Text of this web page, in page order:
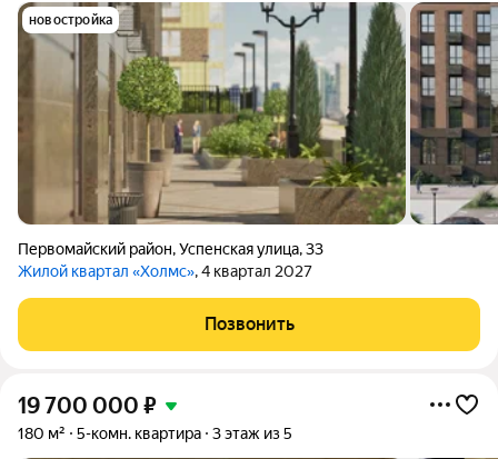
новостройка
Первомайский район,Успенская улица,33
Жилой квартал «Холмс», 4 квартал 2027
Позвонить
19 700 000 ₽
180 м² 5-комн. квартира 3 этаж из 5